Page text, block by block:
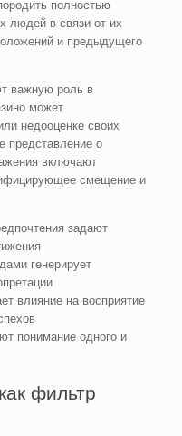
полностью
людей в связи от их
и предыдущего
важную роль в
может
недооценке своих
представление о
включают
смещение и
задают
генерирует
влияние на восприятие
понимание одного и
фильтр